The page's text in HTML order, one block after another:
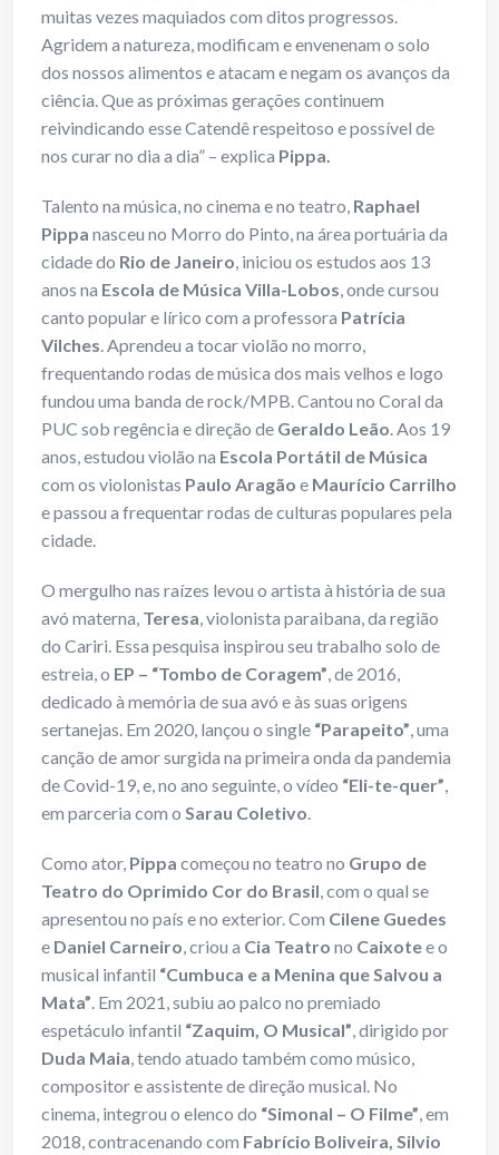
muitas vezes maquiados com ditos progressos.
Agridem a natureza, modificam e envenenam o solo
dos nossos alimentos e atacam e negam os avanços da
ciência. Que as próximas gerações continuem
reivindicando esse Catendê respeitoso e possível de
nos curar no dia a dia” – explica Pippa.
Talento na música, no cinema e no teatro, Raphael
Pippa nasceu no Morro do Pinto, na área portuária da
cidade do Rio de Janeiro, iniciou os estudos aos 13
anos na Escola de Música Villa-Lobos, onde cursou
canto popular e lírico com a professora Patrícia
Vilches. Aprendeu a tocar violão no morro,
frequentando rodas de música dos mais velhos e logo
fundou uma banda de rock/MPB. Cantou no Coral da
PUC sob regência e direção de Geraldo Leão. Aos 19
anos, estudou violão na Escola Portátil de Música
com os violonistas Paulo Aragão e Maurício Carrilho
e passou a frequentar rodas de culturas populares pela
cidade.
O mergulho nas raízes levou o artista à história de sua
avó materna, Teresa, violonista paraibana, da região
do Cariri. Essa pesquisa inspirou seu trabalho solo de
estreia, o EP – “Tombo de Coragem”, de 2016,
dedicado à memória de sua avó e às suas origens
sertanejas. Em 2020, lançou o single “Parapeito”, uma
canção de amor surgida na primeira onda da pandemia
de Covid-19, e, no ano seguinte, o vídeo “Eli-te-quer”,
em parceria com o Sarau Coletivo.
Como ator, Pippa começou no teatro no Grupo de
Teatro do Oprimido Cor do Brasil, com o qual se
apresentou no país e no exterior. Com Cilene Guedes
e Daniel Carneiro, criou a Cia Teatro no Caixotee o
musical infantil “Cumbuca e a Menina que Salvou a
Mata”. Em 2021, subiu ao palco no premiado
espetáculo infantil “Zaquim, O Musical”, dirigido por
Duda Maia, tendo atuado também como músico,
compositor e assistente de direção musical. No
cinema, integrou o elenco do “Simonal – O Filme”, em
2018, contracenando com Fabrício Boliveira, Silvio